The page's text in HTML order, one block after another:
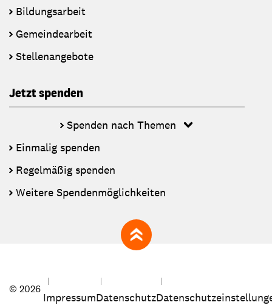
Bildungsarbeit
Gemeindearbeit
Stellenangebote
Jetzt spenden
Spenden nach Themen
Einmalig spenden
Regelmäßig spenden
Weitere Spendenmöglichkeiten
zum Seitenanfang
© 2026
ImpressumDatenschutz